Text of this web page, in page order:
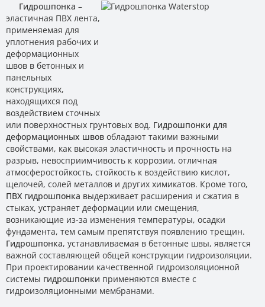
Гидрошпонка –
эластичная ПВХ лента,
применяемая для
уплотнения рабочих и
деформационных
швов в бетонных и
панельных
конструкциях,
находящихся под
воздействием сточных
или поверхностных грунтовых вод. Гидрошпонки для
деформационных швов обладают такими важными
свойствами, как высокая эластичность и прочность на
разрыв, невосприимчивость к коррозии, отличная
атмосферостойкость, стойкость к воздействию кислот,
щелочей, солей металлов и других химикатов. Кроме того,
ПВХ гидрошпонка выдерживает расширения и сжатия в
стыках, устраняет деформации или смещения,
возникающие из-за изменения температуры, осадки
фундамента, тем самым препятствуя появлению трещин.
Гидрошпонка, устанавливаемая в бетонные швы, является
важной составляющей общей конструкции гидроизоляции.
При проектировании качественной гидроизоляционной
системы гидрошпонки применяются вместе с
гидроизоляционными мембранами.